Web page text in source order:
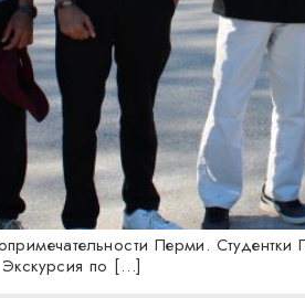
Перми.
по […]